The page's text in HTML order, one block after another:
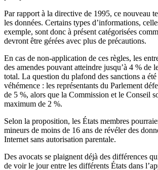
Par rapport à la directive de 1995, ce nouveau
les données. Certains types d’informations,
exemple, sont donc à présent catégorisées
devront être gérées avec plus de précautions.
En cas de non-application de ces règles, les
des amendes pouvant atteindre jusqu’à 4 % de
total. La question du plafond des sanctions a
véhémence : les représentants du Parlement
de 5 %, alors que la Commission et le Conseil
maximum de 2 %.
Selon la proposition, les États membres
mineurs de moins de 16 ans de révéler des
Internet sans autorisation parentale.
Des avocats se plaignent déjà des différences
de voir le jour entre les différents États dans